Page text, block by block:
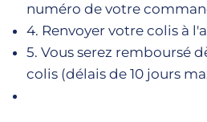
numéro de votre
4. Renvoyer votre colis à
5. Vous serez remboursé
colis (délais de 10 jours